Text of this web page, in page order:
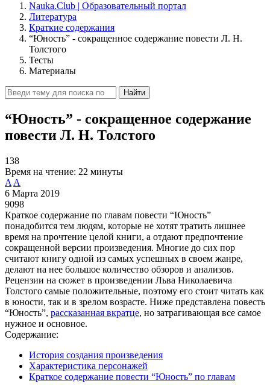
Nauka.Club | Образовательный портал
Литература
Краткие содержания
“Юность” - сокращенное содержание повести Л. Н.
Толстого
Тесты
Материалы
Найти
“Юность” - сокращенное содержание
повести Л. Н. Толстого
138
Время на чтение: 22 минуты
A A
6 Марта 2019
9098
Краткое содержание по главам повести “Юность”
понадобится тем людям, которые не хотят тратить лишнее
время на прочтение целой книги, а отдают предпочтение
сокращенной версии произведения. Многие до сих пор
считают книгу одной из самых успешных в своем жанре,
делают на нее большое количество обзоров и анализов.
Рецензии на сюжет в произведении Льва Николаевича
Толстого самые положительные, поэтому его стоит читать как
в юности, так и в зрелом возрасте. Ниже представлена повесть
“Юность”, рассказанная вкратце, но затрагивающая все самое
нужное и основное.
Содержание:
История создания произведения
Характеристика персонажей
Краткое содержание повести “Юность” по главам